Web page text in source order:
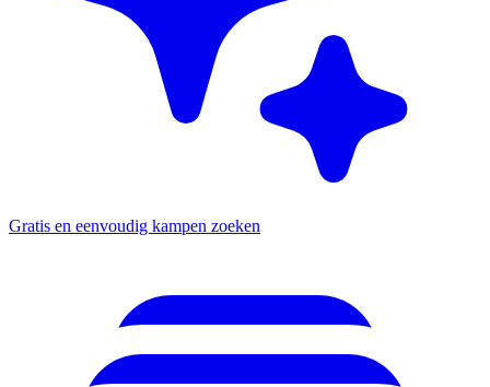
Gratis en eenvoudig kampen zoeken